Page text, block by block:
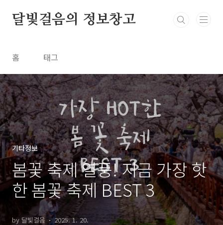
달빛걸음의 정보창고
홈 태그
기타정보
봄꽃 축제 열풍! 지금 가장 핫
한 봄꽃 축제 BEST 3
by 달빛걸음 2025. 1. 20.